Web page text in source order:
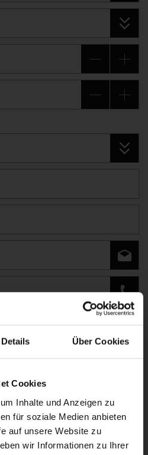
Details Über Cookies
Cookies
Inhalte und Anzeigen zu
für soziale Medien anbieten
auf unsere Website zu
wir Informationen zu Ihrer